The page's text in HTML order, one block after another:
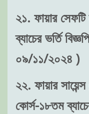
২১. ফায়ার
ব্যাচের ভর্তি
০৯/১১/২০২৪ )
২২. ফায়ার
কোর্স-১৮তম